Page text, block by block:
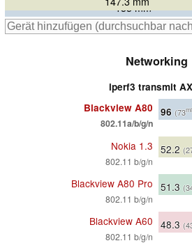
162.8 mm
156.8 mm
155 mm
Networking
iperf3 transmit
Blackview A80
802.11a/b/g/n
96 (73
Nokia 1.3
802.11 b/g/n
52.2
Blackview A80 Pro
802.11 b/g/n
51.3
Blackview A60
802.11 b/g/n
48.3